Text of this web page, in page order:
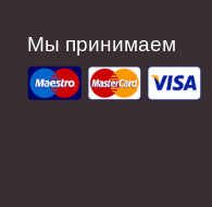
Мы принимаем